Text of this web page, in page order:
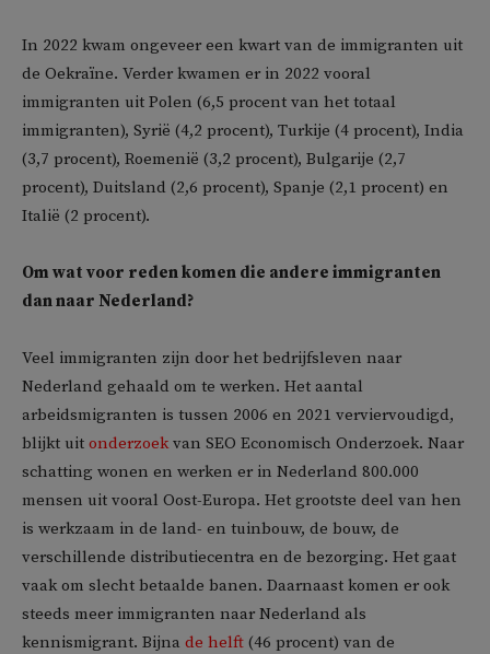
In 2022 kwam ongeveer een kwart van de immigranten uit
de Oekraïne. Verder kwamen er in 2022 vooral
immigranten uit Polen (6,5 procent van het totaal
immigranten), Syrië (4,2 procent), Turkije (4 procent), India
(3,7 procent), Roemenië (3,2 procent), Bulgarije (2,7
procent), Duitsland (2,6 procent), Spanje (2,1 procent) en
Italië (2 procent).
Om wat voor reden komen die andere immigranten
dan naar Nederland?
Veel immigranten zijn door het bedrijfsleven naar
Nederland gehaald om te werken. Het aantal
arbeidsmigranten is tussen 2006 en 2021 verviervoudigd,
blijkt uit onderzoekvan SEO Economisch Onderzoek. Naar
schatting wonen en werken er in Nederland 800.000
mensen uit vooral Oost-Europa. Het grootste deel van hen
is werkzaam in de land- en tuinbouw, de bouw, de
verschillende distributiecentra en de bezorging. Het gaat
vaak om slecht betaalde banen. Daarnaast komen er ook
steeds meer immigranten naar Nederland als
kennismigrant. Bijna de helft (46 procent) van de